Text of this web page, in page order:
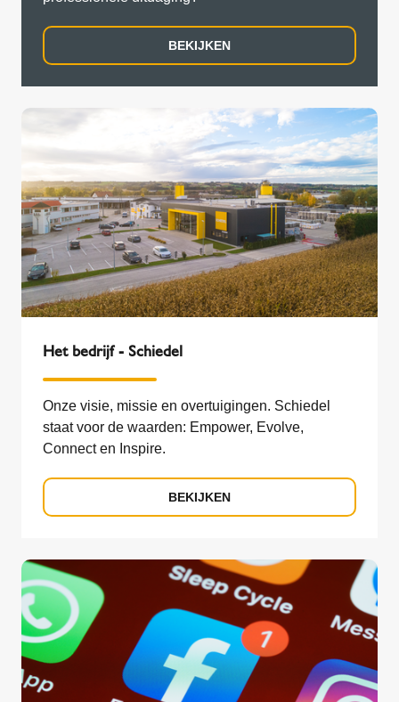
BEKIJKEN
Het bedrijf - Schiedel
Onze visie, missie en overtuigingen. Schiedel
staat voor de waarden: Empower, Evolve,
Connect en Inspire.
BEKIJKEN